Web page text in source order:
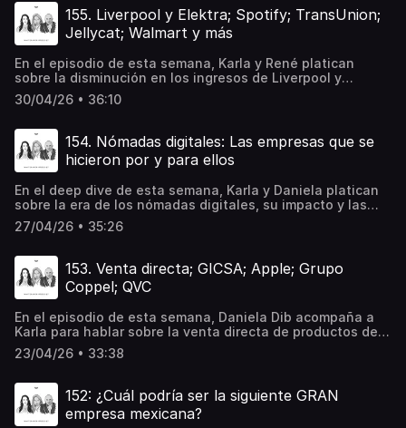
EmpireCompra tu gorra o ilustraciones de Whitepaper
aquí⁠Escucha nuestro newsletter diario "Whitepaper Hoy"
en Spotify⁠
155. Liverpool y Elektra; Spotify; TransUnion;
Jellycat; Walmart y más
En el episodio de esta semana, Karla y René platican
sobre la disminución en los ingresos de Liverpool y
Elektra; las regalías que pagó Spotify a artistas
mexicanos; la adquisición de TransUnion México por parte
otros temas.09:40 - Liverpool y Elektra13:29 -
Spotify20:26 - TransUnion23:28 - Jellycat27:08 -
WalmartAeroméxico es la aerolínea más puntual del
CIRIUM. Conoce más Compra tu gorra o ilustraciones de
Whitepaper aquí⁠Escucha nuestro newsletter diario
"Whitepaper Hoy" en Spotify⁠
30/04/26 • 36:10
154. Nómadas digitales: Las empresas que se
hicieron por y para ellos
En el deep dive de esta semana, Karla y Daniela platican
sobre la era de los nómadas digitales, su impacto y las
oportunidades que han generado.Compra tu gorra o
ilustraciones de Whitepaper aquí⁠Escucha nuestro
27/04/26 • 35:26
153. Venta directa; GICSA; Apple; Grupo
Coppel; QVC
En el episodio de esta semana, Daniela Dib acompaña a
Karla para hablar sobre la venta directa de productos de
alto precio, el desliste de GICSA, quién podría reemplazar
a Tim Cook como CEO de Apple y la compra de prendas
Coppel.Compra tu gorra o ilustraciones de Whitepaper
aquí⁠Escucha nuestro newsletter diario "Whitepaper Hoy"
en Spotify⁠
23/04/26 • 33:38
152: ¿Cuál podría ser la siguiente GRAN
empresa mexicana?